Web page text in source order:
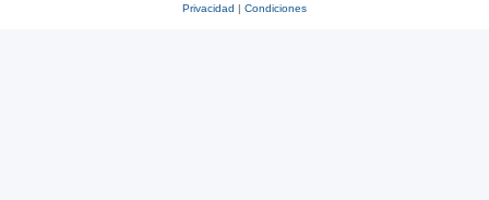
Privacidad | Condiciones